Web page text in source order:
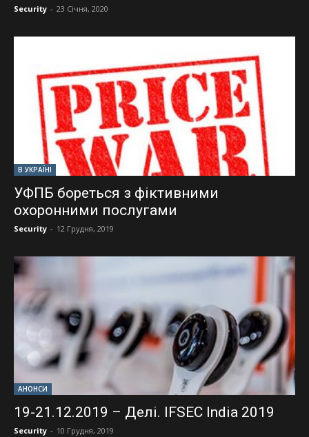
Security - 23 Січня, 2020
В УКРАЇНІ
УФПБ бореться з фіктивними
охоронними послугами
Security - 12 Грудня, 2019
АНОНСИ
19-21.12.2019 – Делі. IFSEC India 2019
Security - 10 Грудня, 2019